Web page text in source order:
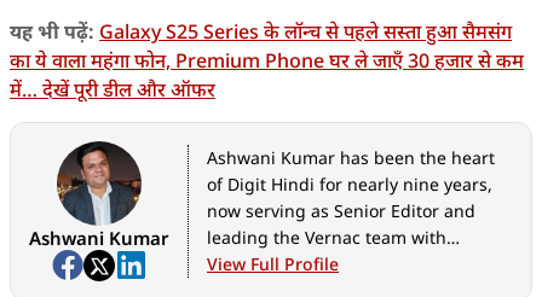
यह भी पढ़ें: Galaxy S25 Series के लॉन्च से पहले सस्ता हुआ सैमसंग
का ये वाला महंगा फोन, Premium Phone घर ले जाएँ 30 हजार से कम
में… देखें पूरी डील और ऑफर
Ashwani Kumar
Ashwani Kumar has been the heart
of Digit Hindi for nearly nine years,
now serving as Senior Editor and
leading the Vernac team with
passion. He’s known for making
View Full Profile